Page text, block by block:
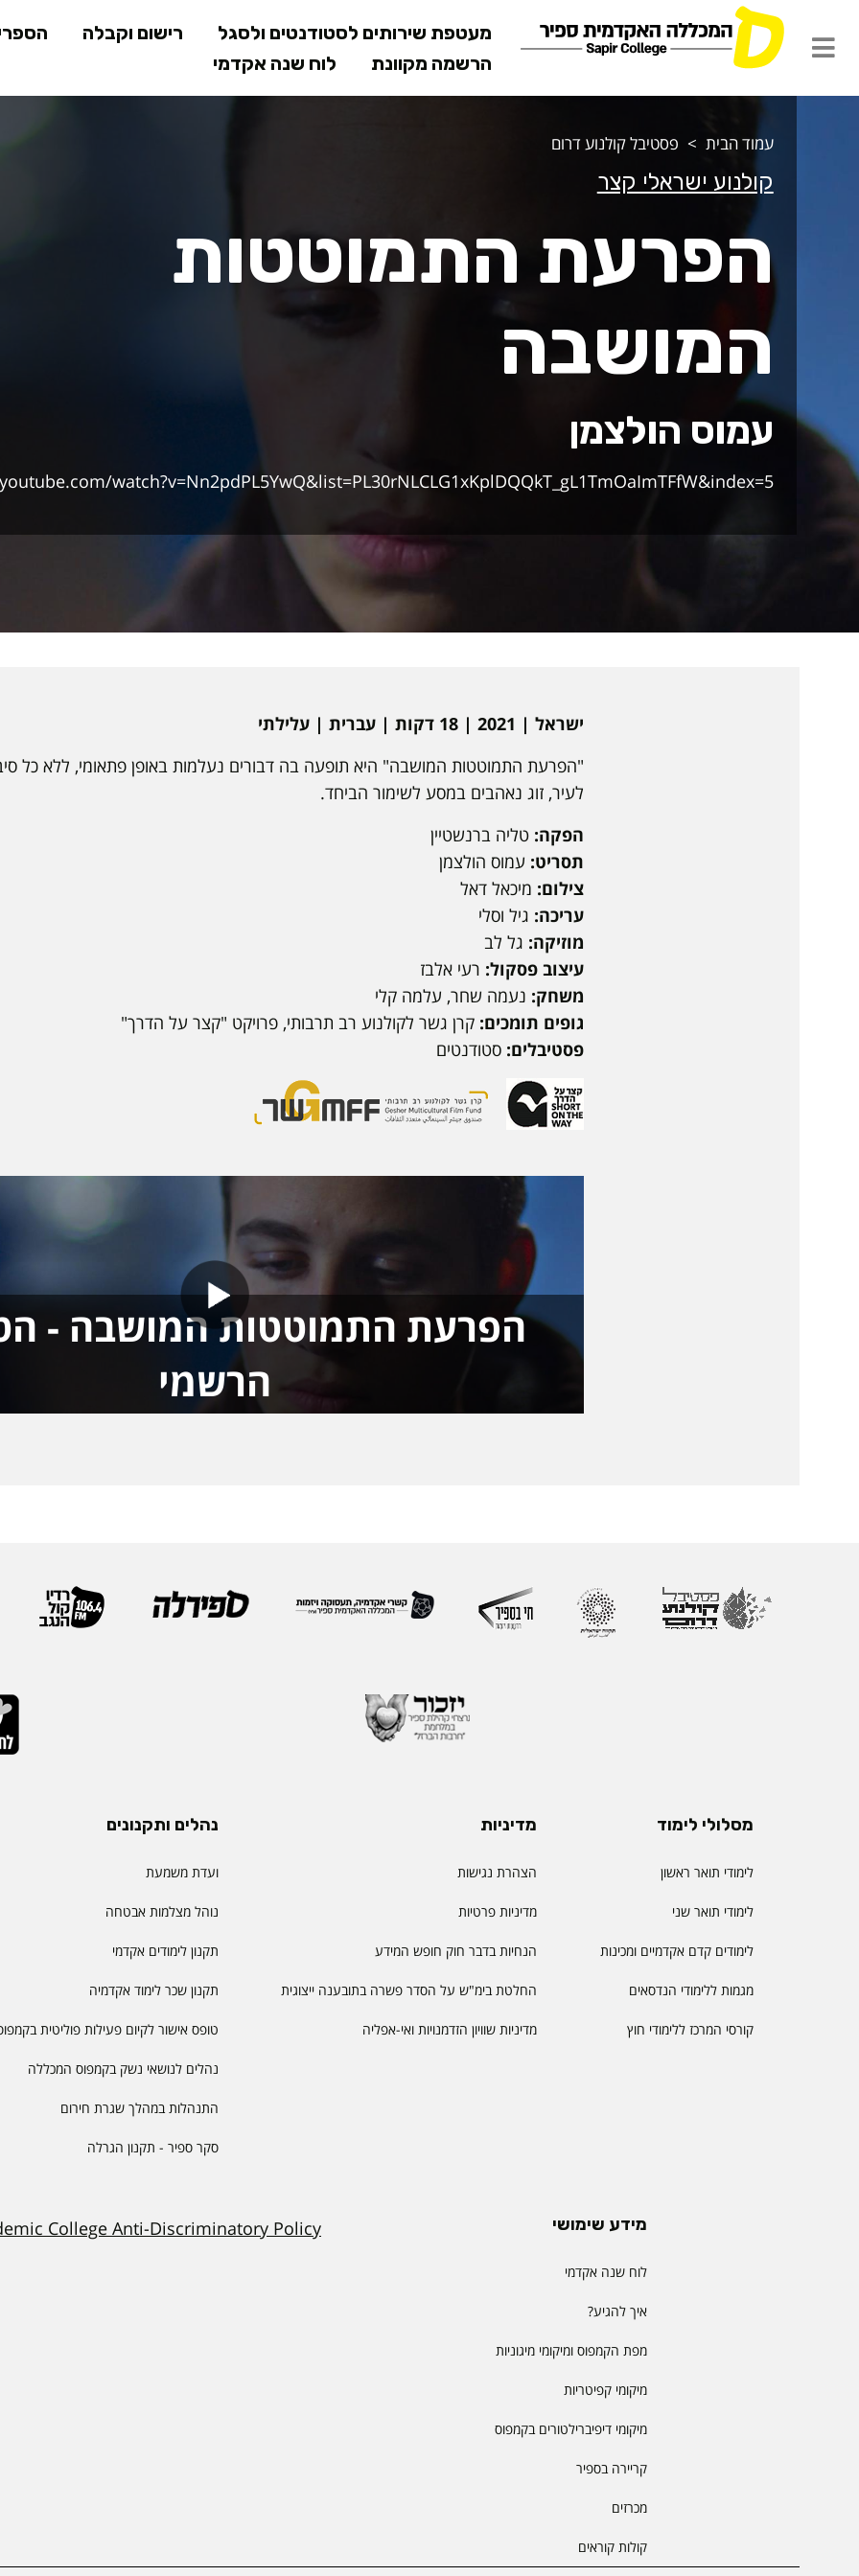
לתוכן
המרכזי
מעטפת שירותים לסטודנטים ולסגל רישום וקבלה
הרשמה מקוונת
לוח שנה אקדמי
הפרעת התמוטטות
עמוד הבית פסטיבל קולנוע דרום
קולנוע ישראלי קצר
הפרעת התמוטטות
המושבה
עמוס הולצמן
watch?v=Nn2pdPL5YwQ&list=PL30rNLCLG1xKplDQQkT_gL1TmOaImTFfW&index=5
ישראל | 2021 | 18 דקות | עברית | עלילתי
"הפרעת התמוטטות המושבה" היא תופעה בה דבורים נעלמות באופן פתאומי, ללא כל
לעיר, זוג נאהבים במסע לשימור הביחד.
הפקה: טליה ברנשטיין
תסריט: עמוס הולצמן
צילום: מיכאל דאל
עריכה: גיל וסלי
מוזיקה: גל לב
עיצוב פסקול: רעי אלבז
משחק: נעמה שחר, עלמה קלי
גופים תומכים: קרן גשר לקולנוע רב תרבותי, פרויקט "קצר על הדרך"
פסטיבלים: סטודנטים
הפרעת התמוטטות המושבה -
הרשמי
מסלולי לימוד
לימודי תואר ראשון
לימודי תואר שני
לימודים קדם אקדמיים ומכינות
מגמות ללימודי הנדסאים
קורסי המרכז ללימודי חוץ
מדיניות
הצהרת נגישות
מדיניות פרטיות
הנחיות בדבר חוק חופש המידע
החלטת בימ"ש על הסדר פשרה בתובענה ייצוגית
מדיניות שוויון הזדמנויות ואי-אפליה
נהלים ותקנונים
ועדת משמעת
נוהל מצלמות אבטחה
תקנון לימודים אקדמי
תקנון שכר לימוד אקדמיה
טופס אישור לקיום פעילות פוליטית
נהלים לנושאי נשק בקמפוס המכללה
התנהלות במהלך שגרת חירום
סקר ספיר - תקנון הגרלה
מידע שימושי
לוח שנה אקדמי
איך להגיע?
מפת הקמפוס ומיקומי מיגוניות
מיקומי קפיטריות
מיקומי דיפיברילטורים בקמפוס
קריירה בספיר
מכרזים
קולות קוראים
College Anti-Discriminatory Policy